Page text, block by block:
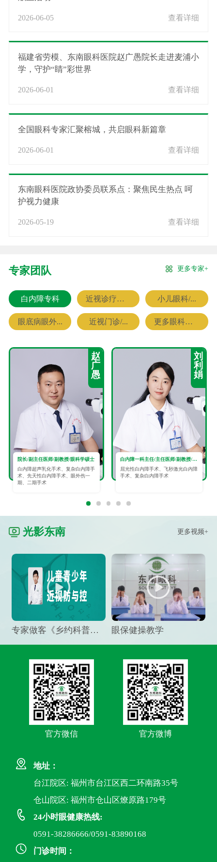
2026-06-05 查看详细
福建省劳模、东南眼科医院赵广愚院长走进麦浦小
学，守护“睛”彩世界
2026-06-01 查看详细
全国眼科专家汇聚榕城，共启眼科新篇章
2026-06-01 查看详细
东南眼科医院政协委员联系点：聚焦民生热点 呵
护视力健康
2026-05-19 查看详细
专家团队 更多专家+
白内障专科 近视诊疗专科 小儿眼科/...
眼底病眼外... 近视门诊/... 更多眼科专家
赵
广
愚
院长/副主任医师/副教授/眼科学硕士
白内障超声乳化手术、复杂白内障手
术、先天性白内障手术、眼外伤一
期、二期手术
刘
利
娟
白内障一科主任/主任医师/副教授/眼科学硕士
屈光性白内障手术、飞秒激光白内障
手术、复杂白内障手术
光影东南 更多视频+
专家做客《乡约科普》栏目，预防孩子近视竟然这么“简单” 眼保健操教学
官方微信 官方微博
地址：
台江院区: 福州市台江区西二环南路35号
仓山院区: 福州市仓山区燎原路179号
24小时眼健康热线:
0591-38286666/0591-83890168
门诊时间：